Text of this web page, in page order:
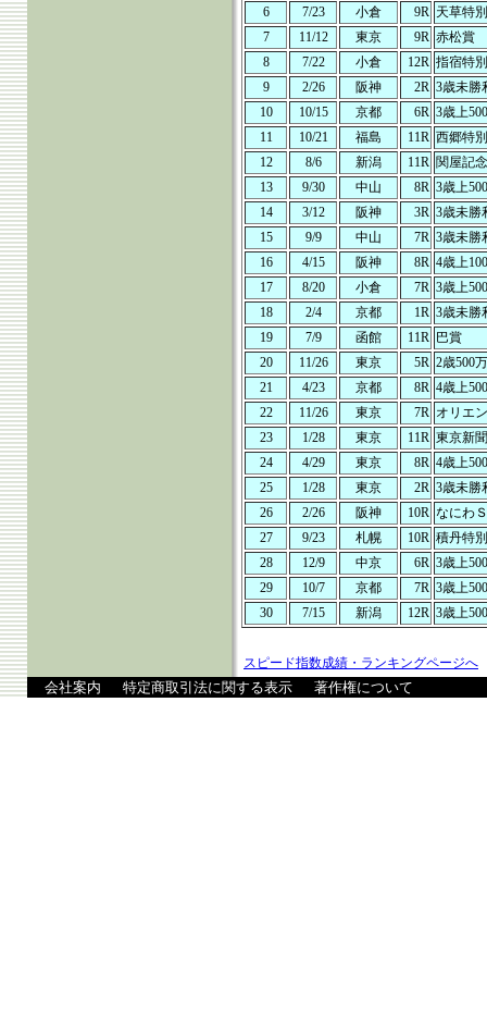
6
7/23 小倉 9R 天草特別
7
11/12 東京 9R 赤松賞
8
7/22 小倉 12R 指宿特別
9
2/26 阪神 2R 3歳未勝
10
10/15 京都 6R 3歳上
11
10/21 福島 11R 西郷特別
12
8/6 新潟 11R 関屋記念
13
9/30 中山 8R 3歳上
14
3/12 阪神 3R 3歳未勝
15
9/9 中山 7R 3歳未勝
16
4/15 阪神 8R 4歳上
17
8/20 小倉 7R 3歳上
18
2/4 京都 1R 3歳未勝
19
7/9 函館 11R 巴賞
20
11/26 東京 5R 2歳500
21
4/23 京都 8R 4歳上
22
11/26 東京 7R オリエ
23
1/28 東京 11R 東京新
24
4/29 東京 8R 4歳上
25
1/28 東京 2R 3歳未勝
26
2/26 阪神 10R なにわＳ
27
9/23 札幌 10R 積丹特別
28
12/9 中京 6R 3歳上
29
10/7 京都 7R 3歳上
30
7/15 新潟 12R 3歳上
スピード指数成績・ランキングページへ
会社案内 特定商取引法に関する表示 著作権について